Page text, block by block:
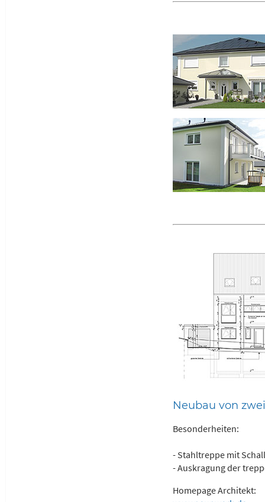
Neubau von
Besonderheiten:
- Stahltreppe mit
- Auskragung der
Homepage Architekt: